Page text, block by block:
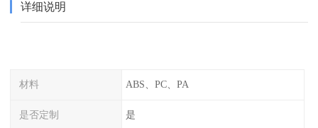
详细说明
材料 ABS、PC、PA
是否定制 是